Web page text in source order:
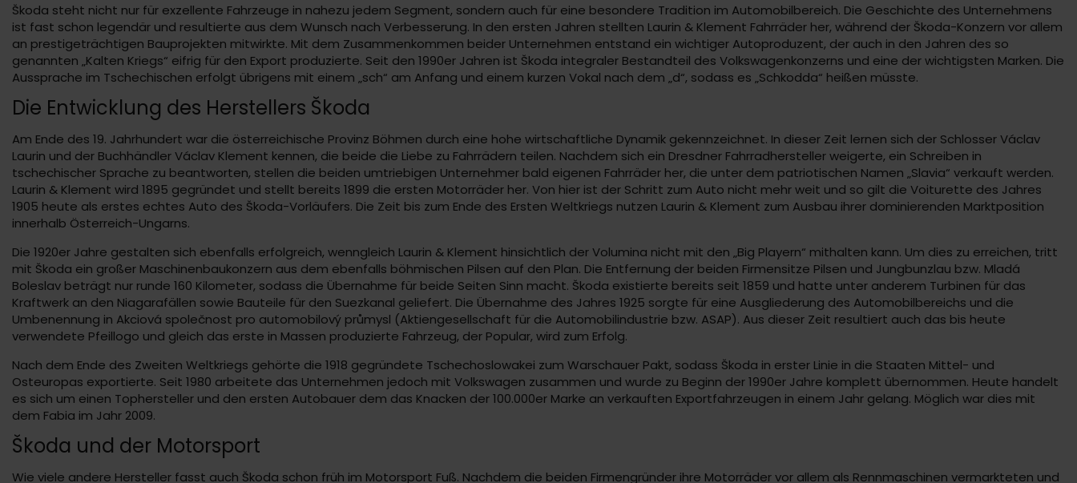
Škoda steht nicht nur für exzellente Fahrzeuge in nahezu jedem Segment, sondern auch für eine besondere Tradition im Automobilbereich. Die Geschichte des Unternehmens
ist fast schon legendär und resultierte aus dem Wunsch nach Verbesserung. In den ersten Jahren stellten Laurin & Klement Fahrräder her, während der Škoda-Konzern vor allem
an prestigeträchtigen Bauprojekten mitwirkte. Mit dem Zusammenkommen beider Unternehmen entstand ein wichtiger Autoproduzent, der auch in den Jahren des so
genannten „Kalten Kriegs“ eifrig für den Export produzierte. Seit den 1990er Jahren ist Škoda integraler Bestandteil des Volkswagenkonzerns und eine der wichtigsten Marken. Die
Aussprache im Tschechischen erfolgt übrigens mit einem „sch“ am Anfang und einem kurzen Vokal nach dem „d“, sodass es „Schkodda“ heißen müsste.
Die Entwicklung des Herstellers Škoda
Am Ende des 19. Jahrhundert war die österreichische Provinz Böhmen durch eine hohe wirtschaftliche Dynamik gekennzeichnet. In dieser Zeit lernen sich der Schlosser Václav
Laurin und der Buchhändler Václav Klement kennen, die beide die Liebe zu Fahrrädern teilen. Nachdem sich ein Dresdner Fahrradhersteller weigerte, ein Schreiben in
tschechischer Sprache zu beantworten, stellen die beiden umtriebigen Unternehmer bald eigenen Fahrräder her, die unter dem patriotischen Namen „Slavia“ verkauft werden.
Laurin & Klement wird 1895 gegründet und stellt bereits 1899 die ersten Motorräder her. Von hier ist der Schritt zum Auto nicht mehr weit und so gilt die Voiturette des Jahres
1905 heute als erstes echtes Auto des Škoda-Vorläufers. Die Zeit bis zum Ende des Ersten Weltkriegs nutzen Laurin & Klement zum Ausbau ihrer dominierenden Marktposition
innerhalb Österreich-Ungarns.
Die 1920er Jahre gestalten sich ebenfalls erfolgreich, wenngleich Laurin & Klement hinsichtlich der Volumina nicht mit den „Big Playern“ mithalten kann. Um dies zu erreichen, tritt
mit Škoda ein großer Maschinenbaukonzern aus dem ebenfalls böhmischen Pilsen auf den Plan. Die Entfernung der beiden Firmensitze Pilsen und Jungbunzlau bzw. Mladá
Boleslav beträgt nur runde 160 Kilometer, sodass die Übernahme für beide Seiten Sinn macht. Škoda existierte bereits seit 1859 und hatte unter anderem Turbinen für das
Kraftwerk an den Niagarafällen sowie Bauteile für den Suezkanal geliefert. Die Übernahme des Jahres 1925 sorgte für eine Ausgliederung des Automobilbereichs und die
Umbenennung in Akciová společnost pro automobilový průmysl (Aktiengesellschaft für die Automobilindustrie bzw. ASAP). Aus dieser Zeit resultiert auch das bis heute
verwendete Pfeillogo und gleich das erste in Massen produzierte Fahrzeug, der Popular, wird zum Erfolg.
Nach dem Ende des Zweiten Weltkriegs gehörte die 1918 gegründete Tschechoslowakei zum Warschauer Pakt, sodass Škoda in erster Linie in die Staaten Mittel- und
Osteuropas exportierte. Seit 1980 arbeitete das Unternehmen jedoch mit Volkswagen zusammen und wurde zu Beginn der 1990er Jahre komplett übernommen. Heute handelt
es sich um einen Tophersteller und den ersten Autobauer dem das Knacken der 100.000er Marke an verkauften Exportfahrzeugen in einem Jahr gelang. Möglich war dies mit
dem Fabia im Jahr 2009.
Škoda und der Motorsport
Wie viele andere Hersteller fasst auch Škoda schon früh im Motorsport Fuß. Nachdem die beiden Firmengründer ihre Motorräder vor allem als Rennmaschinen vermarkteten und